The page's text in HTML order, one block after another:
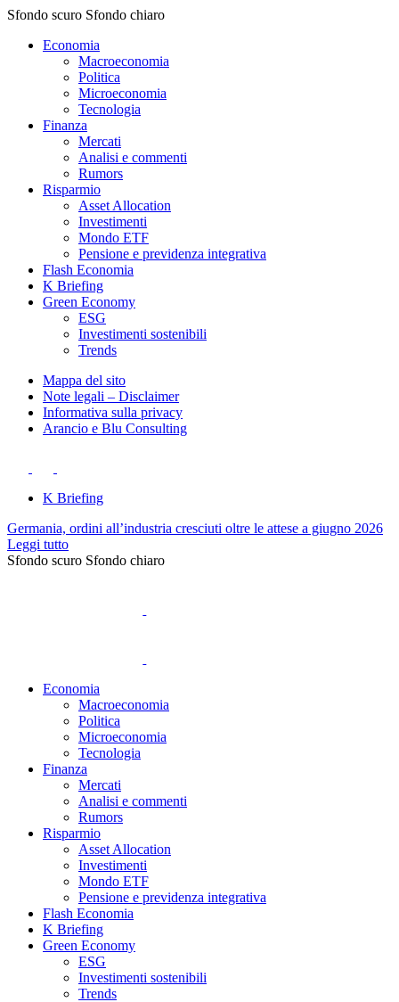
Sfondo scuro Sfondo chiaro
Economia
Macroeconomia
Politica
Microeconomia
Tecnologia
Finanza
Mercati
Analisi e commenti
Rumors
Risparmio
Asset Allocation
Investimenti
Mondo ETF
Pensione e previdenza integrativa
Flash Economia
K Briefing
Green Economy
ESG
Investimenti sostenibili
Trends
Mappa del sito
Note legali – Disclaimer
Informativa sulla privacy
Arancio e Blu Consulting
K Briefing
Germania, ordini all’industria cresciuti oltre le attese a giugno 2026
Leggi tutto
Sfondo scuro Sfondo chiaro
Economia
Macroeconomia
Politica
Microeconomia
Tecnologia
Finanza
Mercati
Analisi e commenti
Rumors
Risparmio
Asset Allocation
Investimenti
Mondo ETF
Pensione e previdenza integrativa
Flash Economia
K Briefing
Green Economy
ESG
Investimenti sostenibili
Trends